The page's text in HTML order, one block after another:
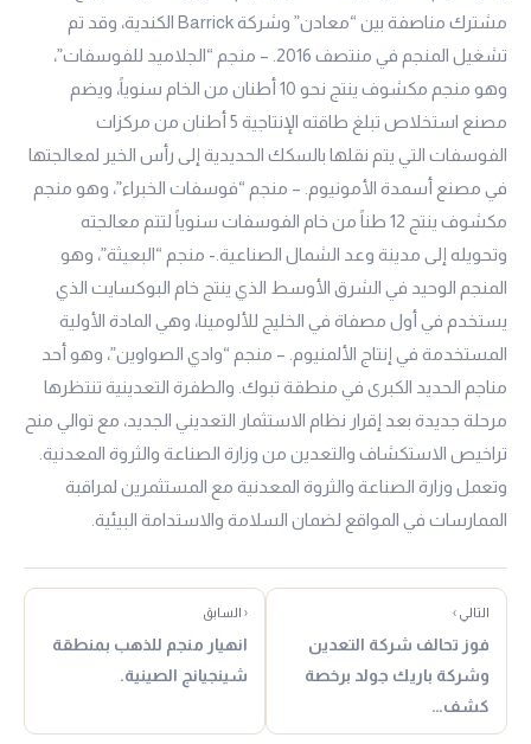
مشترك مناصفة بين “معادن” وشركة Barrick الكندية، وقد تم
تشغيل المنجم في منتصف 2016. – منجم “الجلاميد للفوسفات”،
وهو منجم مكشوف ينتج نحو 10 أطنان من الخام سنوياً، ويضم
مصنع استخلاص تبلغ طاقته الإنتاجية 5 أطنان من مركزات
الفوسفات التي يتم نقلها بالسكك الحديدية إلى رأس الخير لمعالجتها
في مصنع أسمدة الأمونيوم. – منجم “فوسفات الخبراء”، وهو منجم
مكشوف ينتج 12 طناً من خام الفوسفات سنوياً لتتم معالجته
وتحويله إلى مدينة وعد الشمال الصناعية.- منجم “البعيثة”، وهو
المنجم الوحيد في الشرق الأوسط الذي ينتج خام البوكسايت الذي
يستخدم في أول مصفاة في الخليج للألومينا، وهي المادة الأولية
المستخدمة في إنتاج الألمنيوم. – منجم “وادي الصواوين”، وهو أحد
مناجم الحديد الكبرى في منطقة تبوك. والطفرة التعدينية تنتظرها
مرحلة جديدة بعد إقرار نظام الاستثمار التعديني الجديد، مع توالي منح
تراخيص الاستكشاف والتعدين من وزارة الصناعة والثروة المعدنية.
وتعمل وزارة الصناعة والثروة المعدنية مع المستثمرين لمراقبة
الممارسات في المواقع لضمان السلامة والاستدامة البيئية.
التالي ›
فوز تحالف شركة التعدين
وشركة باريك جولد برخصة
كشف…
‹ السابق
انهيار منجم للذهب بمنطقة
شينجيانج الصينية.